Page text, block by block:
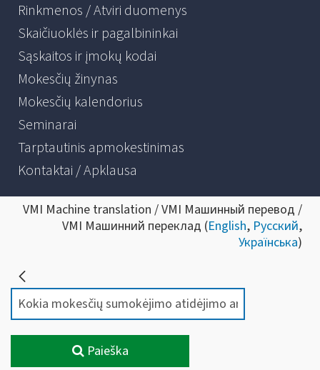
Rinkmenos / Atviri duomenys
Skaičiuoklės ir pagalbininkai
Sąskaitos ir įmokų kodai
Mokesčių žinynas
Mokesčių kalendorius
Seminarai
Tarptautinis apmokestinimas
Kontaktai / Apklausa
VMI Machine translation / VMI Машинный перевод /
VMI Машинний переклад (English, Русский,
Українська)
Paieška